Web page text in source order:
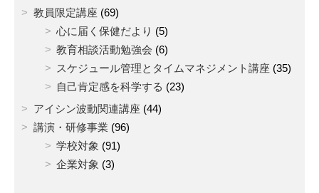
教員限定講座 (69)
心に届く保健だより (5)
教育相談活動勉強会 (6)
スケジュール管理とタイムマネジメント講座 (35)
自己肯定感を科学する (23)
アイシン波動関連講座 (44)
講演・研修事業 (96)
学校対象 (91)
企業対象 (3)